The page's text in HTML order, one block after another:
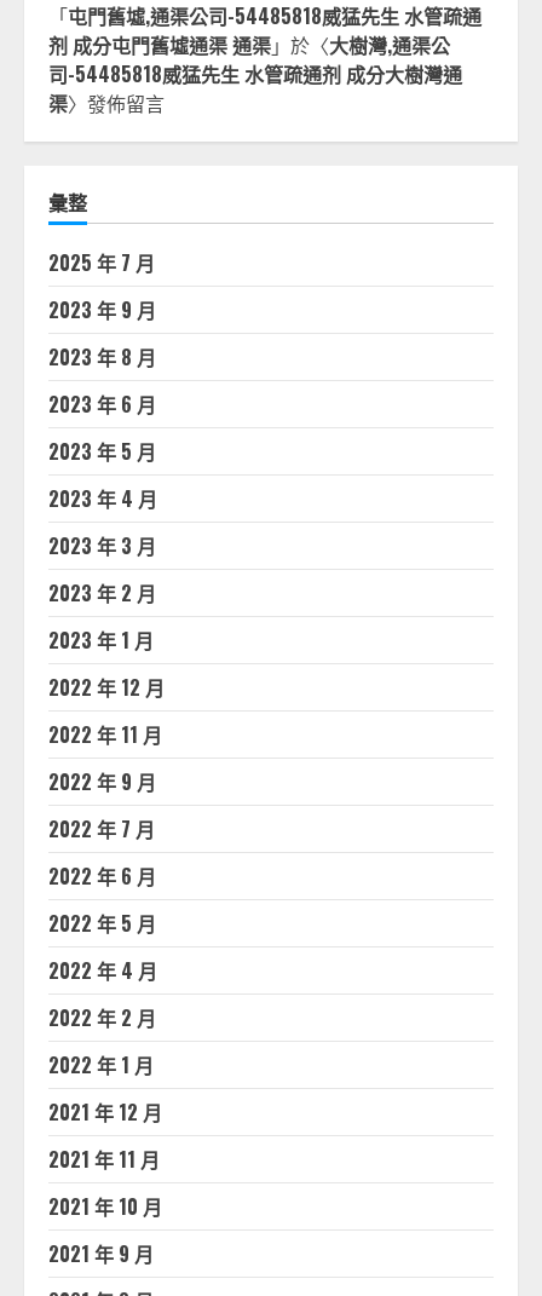
「屯門舊墟,通渠公司-54485818威猛先生 水管疏通
剂 成分屯門舊墟通渠 通渠」於〈大樹灣,通渠公
司-54485818威猛先生 水管疏通剂 成分大樹灣通
渠〉發佈留言
彙整
2025 年 7 月
2023 年 9 月
2023 年 8 月
2023 年 6 月
2023 年 5 月
2023 年 4 月
2023 年 3 月
2023 年 2 月
2023 年 1 月
2022 年 12 月
2022 年 11 月
2022 年 9 月
2022 年 7 月
2022 年 6 月
2022 年 5 月
2022 年 4 月
2022 年 2 月
2022 年 1 月
2021 年 12 月
2021 年 11 月
2021 年 10 月
2021 年 9 月